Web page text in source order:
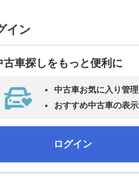
イン
古車探しをもっと便利に
中古車お気に入り管理
おすすめ中古車の表示
ログイン